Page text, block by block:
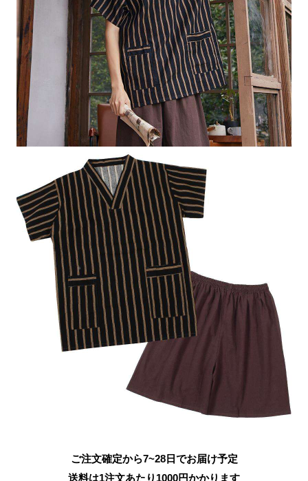
ご注文確定から7~28日でお届け予定
送料は1注文あたり 1000円かかります